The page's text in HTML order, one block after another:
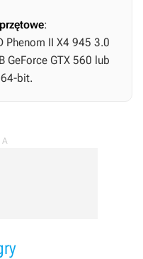
:
Phenom II X4 945 3.0
GeForce GTX 560 lub
bit.